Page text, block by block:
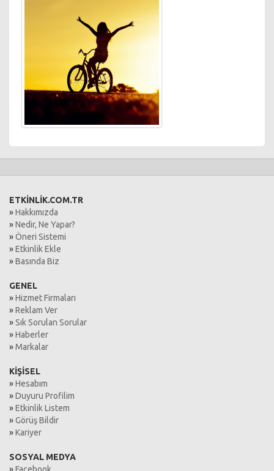
ETKİNLİK.COM.TR
»Hakkımızda
»Nedir, Ne Yapar?
»Öneri Sistemi
»Etkinlik Ekle
»Basında Biz
GENEL
»Hizmet Firmaları
»Reklam Ver
»Sık Sorulan Sorular
»Haberler
»Markalar
KİŞİSEL
»Hesabım
»Duyuru Profilim
»Etkinlik Listem
»Görüş Bildir
»Kariyer
SOSYAL MEDYA